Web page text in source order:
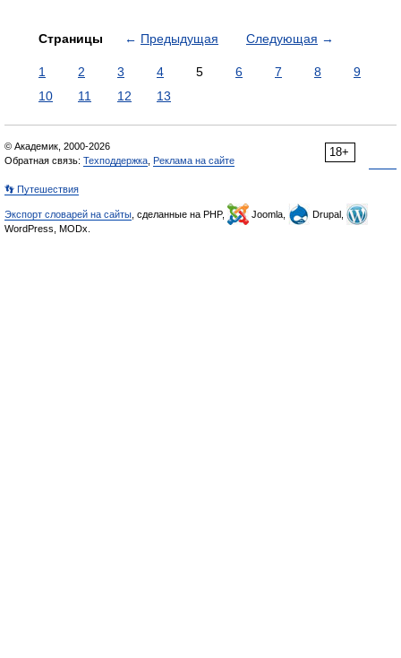
Страницы ← Предыдущая Следующая →
1 2 3 4 5 6 7 8
9
10
11 12 13
18+
© Академик, 2000-2026
Обратная связь: Техподдержка Реклама на сайте
👣 Путешествия
Экспорт словарей на сайты , сделанные на PHP, Joomla,
Drupal,
WordPress, MODx.